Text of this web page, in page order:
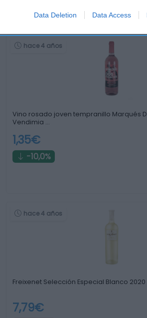
Data Deletion Data Access
Otros productos que podrían
hace 4 años
Vino rosado joven tempranillo Marqués
Vendimia …
1,35€
-10,0%
hace 4 años
Freixenet Selección Especial Blanco 2020
7,79€